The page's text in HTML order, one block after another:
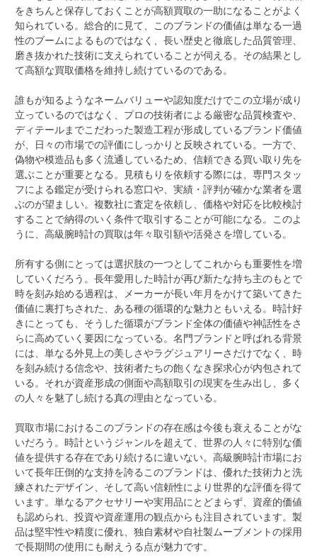
をきちんと保存しておくことが高額買取の一助になることがよく
知られている。総合的に見て、このブランドの価値は単なる一過
性のブームによるものではなく、長い歴史と徹底した品質管理、
磨き抜かれた技術に支えられていることが伺える。その結果とし
て高額な買取価格を維持し続けているのである。
誰もが知るようなネームバリューや認知度だけでこの立場が成り
立っているのではなく、プロの技術者による厳密な品質検査や、
ディテールまでこだわった製造工程が形成しているブランド価値
が、日々の市場での評価にしっかりと反映されている。一方で、
偽物や模造品も多く流通しているため、信頼できる買い取り先を
選ぶことが重要となる。見積もりを依頼する際には、専門スタッ
フによる鑑定が受けられる窓口や、実績・評判が確かな業者を選
ぶのが望ましい。複数社に査定を依頼し、価格や対応を比較検討
することで納得のいく条件で取引することが可能になる。このよ
うに、高級腕時計の買取は年々取引額や活発さを増している。
所有する側にとっては選択肢の一つとしてこれからも重要性を増
していくだろう。長年愛用した時計が再び新たな持ち主のもとで
時を刻み始める過程は、メーカーが長い年月をかけて築いてきた
価値に裏打ちされた、ある種の循環的な魅力ともいえる。時計好
きにとっても、そうした循環がブランド全体の価値や神話性をさ
らに高めていく要因になっている。名門ブランドと呼ばれる背景
には、単なる外見上の美しさやラグジュアリーさだけでなく、時
を刻み続ける信念や、技術者たちの飽くなき探求心が内包されて
いる。それが資産形成の側面や高額取引の現実を生み出し、多く
の人々を魅了し続ける真の理由となっている。
買取市場におけるこのブランドの存在感は今後も衰えることがな
いだろう。時計というジャンルを超えて、世界の人々に特別な価
値を提供する存在であり続けるに違いない。高級腕時計市場にお
いて長年圧倒的な支持を誇るこのブランドは、優れた技術力と洗
練されたデザイン、そして高い信頼性により世界的な評価を得て
います。単なるアクセサリーや実用品にとどまらず、資産的価値
も認められ、投資や資産運用の観点からも注目されています。製
品は堅牢性や精度に優れ、独自素材や自社製ムーブメントの採用
で長期間の使用にも耐えうる点が魅力です。